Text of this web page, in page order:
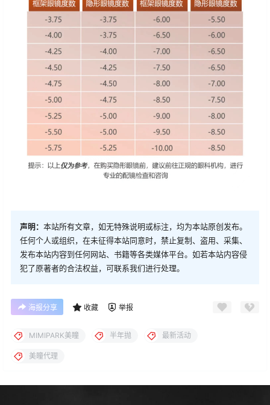
声明： 本站所有文章，如无特殊说明或标注，均为本站原创发布。
任何个人或组织，在未征得本站同意时，禁止复制、盗用、采集、
发布本站内容到任何网站、书籍等各类媒体平台。如若本站内容侵
犯了原著者的合法权益，可联系我们进行处理。
海报分享 收藏 举报
MIMIPARK美瞳 半年抛 最新活动
美瞳代理